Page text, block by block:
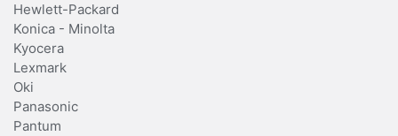
Hewlett-Packard
Konica - Minolta
Kyocera
Lexmark
Oki
Panasonic
Pantum